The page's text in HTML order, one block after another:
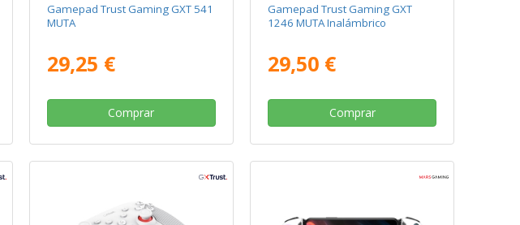
Gamepad Trust Gaming GXT 541
MUTA
29,25 €
Comprar
Gamepad Trust Gaming GXT
1246 MUTA Inalámbrico
29,50 €
Comprar